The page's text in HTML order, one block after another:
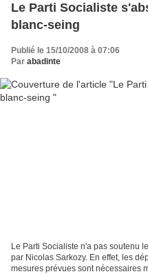
Le Parti Socialiste
blanc-seing
Publié le 15/10/2008 à 07:06
Par abadinte
Le Parti Socialiste n'a pas soutenu
par Nicolas Sarkozy. En effet, les
mesures prévues sont nécessaires